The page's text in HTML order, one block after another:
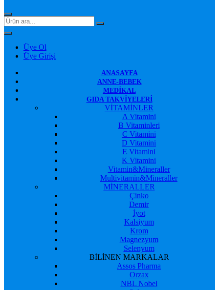
Üye Ol
Üye Girişi
ANASAYFA
ANNE-BEBEK
MEDIKAL
GIDA TAKVIYELERI
VİTAMİNLER
A Vitamini
B Vitaminleri
C Vitamini
D Vitamini
E Vitamini
K Vitamini
Vitamin&Mineraller
Multivitamin&Mineraller
MİNERALLER
Çinko
Demir
İyot
Kalsiyum
Krom
Magnezyum
Selenyum
BİLİNEN MARKALAR
Assos Pharma
Orzax
NBL Nobel